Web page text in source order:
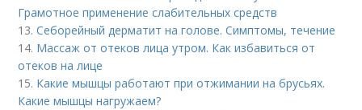
Грамотное применение слабительных средств
13.Себорейный дерматит на голове. Cимптомы, течение
14. Массаж от отеков лица утром. Как избавиться от
отеков на лице
15. Какие мышцы работают при отжимании на брусьях.
Какие мышцы нагружаем?